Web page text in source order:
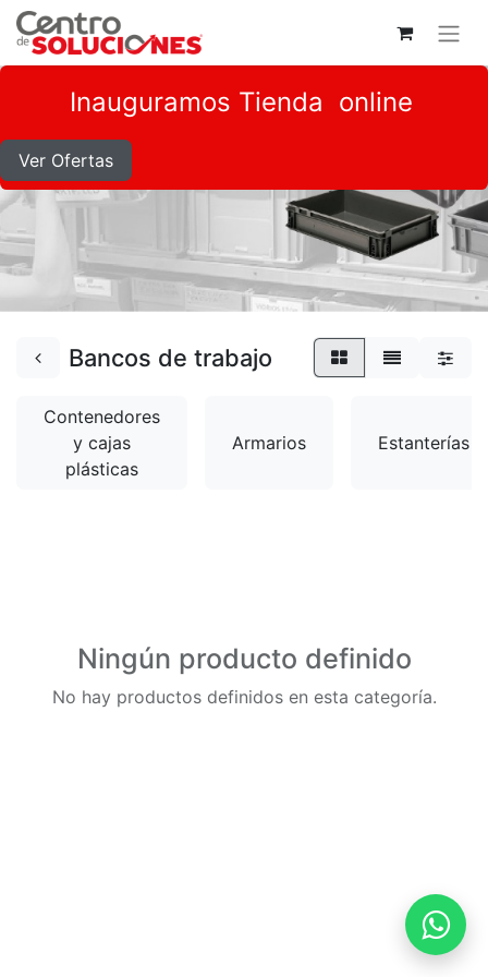
Inauguramos Tienda online
Ver Ofertas
Bancos de trabajo
Contenedores
y cajas
plásticas
Armarios Estanterías
Ningún producto definido
No hay productos definidos en esta categoría.